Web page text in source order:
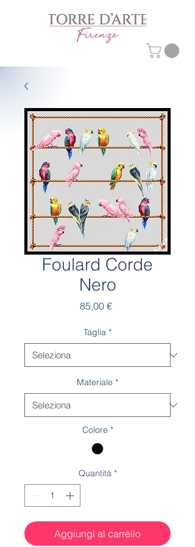
Foulard Corde
Nero
85,00 €Prezzo
Taglia *
Materiale *
Colore *
Quantità *
Aggiungi al carrello